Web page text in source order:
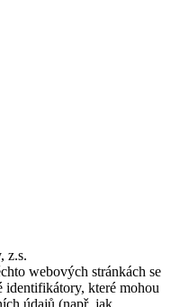
z.s.
webových stránkách se
které mohou
údajů (např. jak